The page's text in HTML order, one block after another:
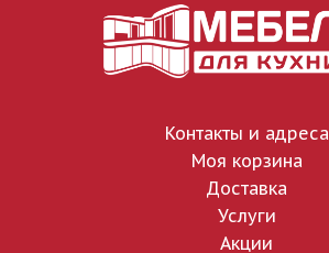
Контакты и адреса
Моя корзина
Доставка
Услуги
Акции